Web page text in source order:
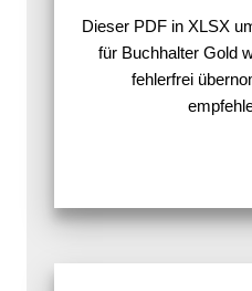
Dieser PDF in XLSX
für Buchhalter Gold
fehlerfrei